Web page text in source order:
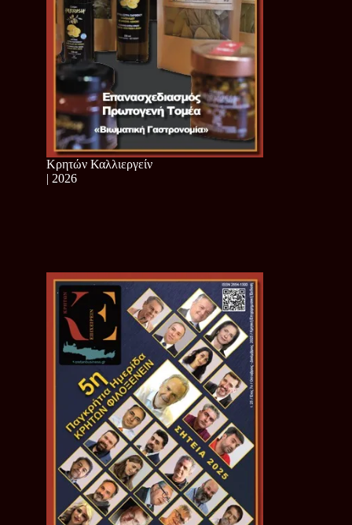
Κρητών Καλλιεργείν
| 2026